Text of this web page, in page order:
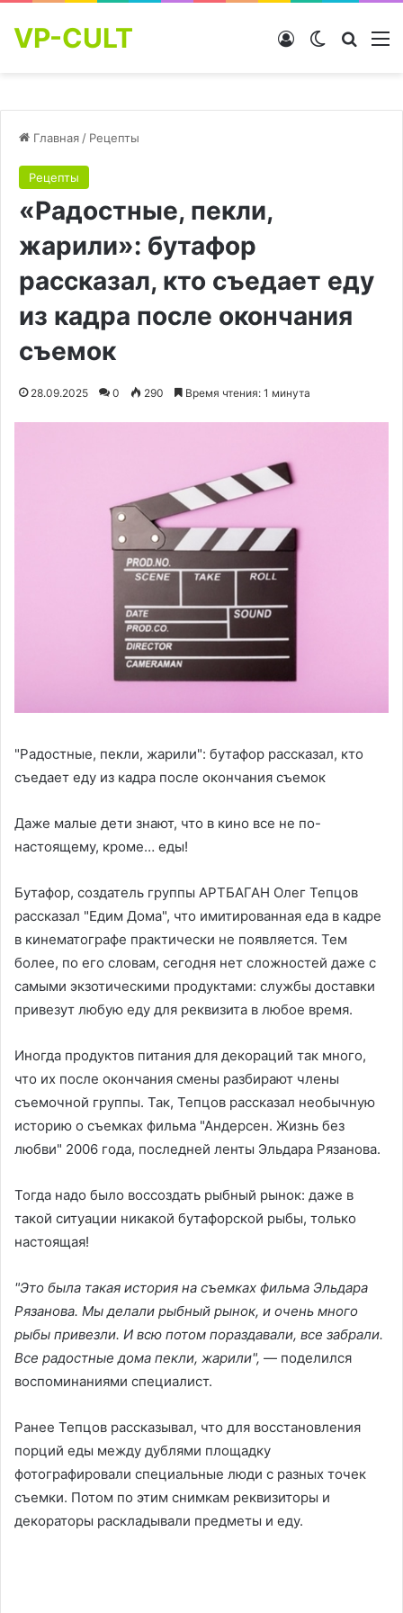
VP-CULT Switch skin
Войти
Главная / Рецепты
Рецепты
«Радостные, пекли,
жарили»: бутафор
рассказал, кто съедает еду
из кадра после окончания
съемок
28.09.2025 0 290 Время чтения: 1 минута
"Радостные, пекли, жарили": бутафор рассказал, кто
съедает еду из кадра после окончания съемок
Даже малые дети знают, что в кино все не по-
настоящему, кроме… еды!
Бутафор, создатель группы АРТБАГАН Олег Тепцов
рассказал "Едим Дома", что имитированная еда в кадре
в кинематографе практически не появляется. Тем
более, по его словам, сегодня нет сложностей даже с
самыми экзотическими продуктами: службы доставки
привезут любую еду для реквизита в любое время.
Иногда продуктов питания для декораций так много,
что их после окончания смены разбирают члены
съемочной группы. Так, Тепцов рассказал необычную
историю о съемках фильма "Андерсен. Жизнь без
любви" 2006 года, последней ленты Эльдара Рязанова.
Тогда надо было воссоздать рыбный рынок: даже в
такой ситуации никакой бутафорской рыбы, только
настоящая!
"Это была такая история на съемках фильма Эльдара
Рязанова. Мы делали рыбный рынок, и очень много
рыбы привезли. И всю потом пораздавали, все забрали.
Все радостные дома пекли, жарили", — поделился
воспоминаниями специалист.
Ранее Тепцов рассказывал, что для восстановления
порций еды между дублями площадку
фотографировали специальные люди с разных точек
съемки. Потом по этим снимкам реквизиторы и
декораторы раскладывали предметы и еду.